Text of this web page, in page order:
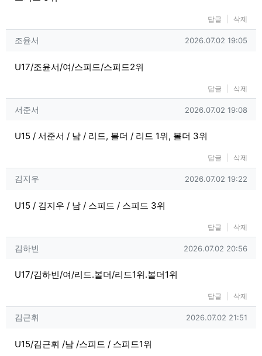
답글 삭제
조윤서님의 댓글
조윤서 작성일
2026.07.02 19:05
U17/조윤서/여/스피드/스피드2위
답글 삭제
서준서님의 댓글
서준서 작성일
2026.07.02 19:08
U15 / 서준서 / 남 / 리드, 볼더 / 리드 1위, 볼더 3위
답글 삭제
김지우님의 댓글
김지우 작성일
2026.07.02 19:22
U15 / 김지우 / 남 / 스피드 / 스피드 3위
답글 삭제
김하빈님의 댓글
김하빈 작성일
2026.07.02 20:56
U17/김하빈/여/리드.볼더/리드1위.볼더1위
답글 삭제
김근휘님의 댓글
김근휘 작성일
2026.07.02 21:51
U15/김근휘 /남 /스피드 / 스피드1위